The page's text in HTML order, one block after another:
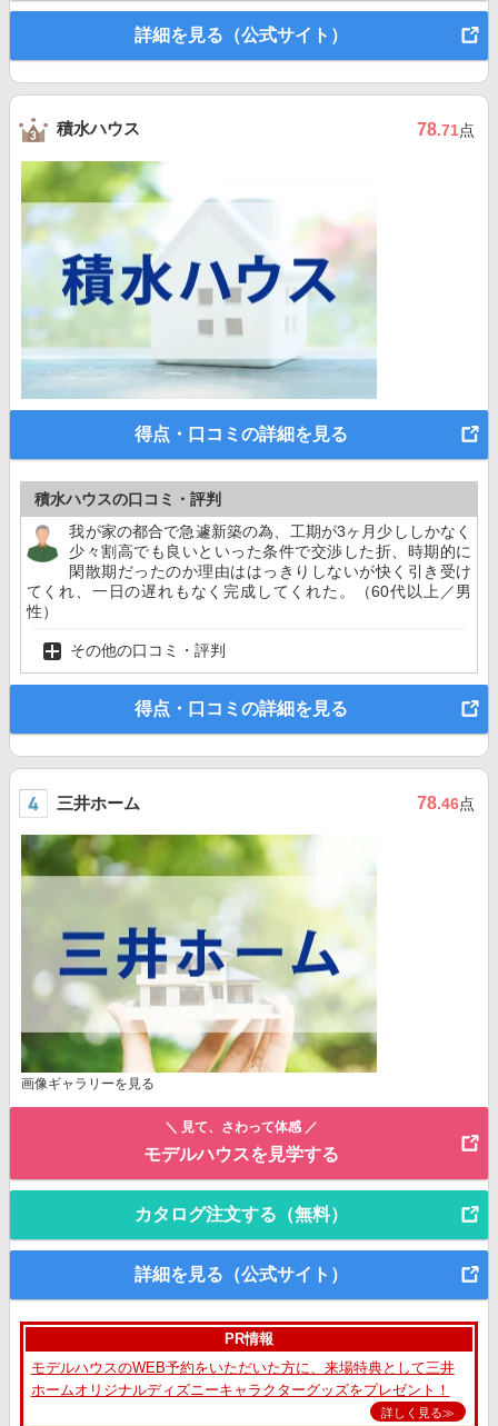
詳細を見る（公式サイト）
積水ハウス 78.71点
得点・口コミの詳細を見る
積水ハウスの口コミ・評判
我が家の都合で急遽新築の為、工期が3ヶ月少ししかなく
少々割高でも良いといった条件で交渉した折、時期的に
閑散期だったのか理由ははっきりしないが快く引き受け
てくれ、一日の遅れもなく完成してくれた。（60代以上／男
性）
その他の口コミ・評判
得点・口コミの詳細を見る
三井ホーム 78.46点
画像ギャラリーを見る
＼ 見て、さわって体感 ／
モデルハウスを見学する
カタログ注文する（無料）
詳細を見る（公式サイト）
PR情報
モデルハウスのWEB予約をいただいた方に、来場特典として三井
ホームオリジナルディズニーキャラクターグッズをプレゼント！
詳しく見る≫